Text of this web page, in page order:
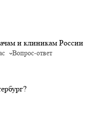
и клиникам России
Вопрос-ответ